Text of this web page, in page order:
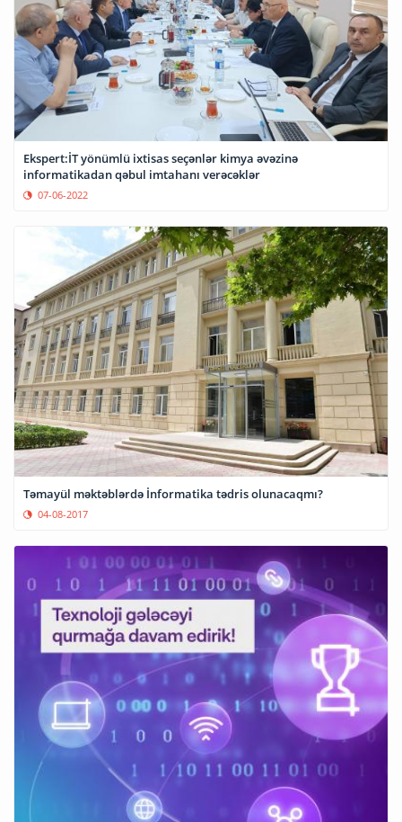
Ekspert:İT yönümlü ixtisas seçənlər kimya əvəzinə
informatikadan qəbul imtahanı verəcəklər
07-06-2022
Təmayül məktəblərdə İnformatika tədris olunacaqmı?
04-08-2017